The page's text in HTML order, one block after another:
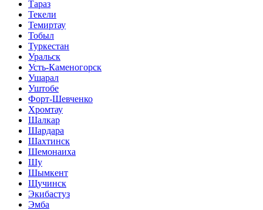
Тараз
Текели
Темиртау
Тобыл
Туркестан
Уральск
Усть-Каменогорск
Ушарал
Уштобе
Форт-Шевченко
Хромтау
Шалкар
Шардара
Шахтинск
Шемонаиха
Шу
Шымкент
Щучинск
Экибастуз
Эмба